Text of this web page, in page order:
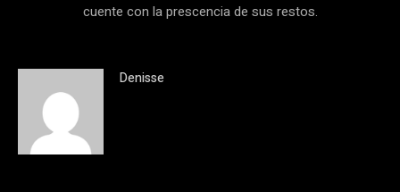
cuente con la prescencia de sus restos.
Denisse